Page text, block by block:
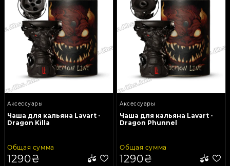
Прочие Аксессуары Регуляторы жара
Устройства для розжига
Аксессуары
Чаша для кальяна Lavart -
Dragon Killa
Общая сумма
1290₴
Аксессуары
Чаша для кальяна Lavart -
Dragon Phunnel
Общая сумма
1290₴